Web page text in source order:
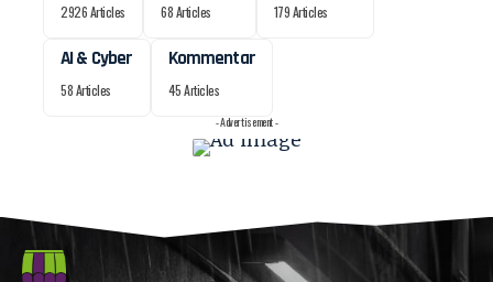
2926 Articles 68 Articles 179 Articles
AI & Cyber
58 Articles
Kommentar
45 Articles
- Advertisement -